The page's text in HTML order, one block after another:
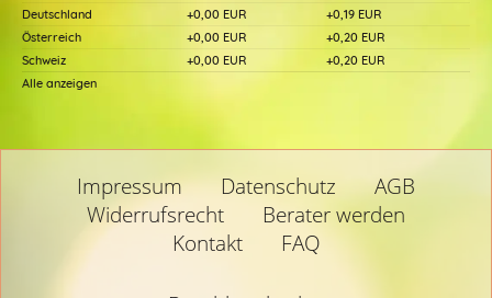
Deutschland
+0,00 EUR
+0,19 EUR
Österreich
+0,00 EUR
+0,20 EUR
Schweiz
+0,00 EUR
+0,20 EUR
Alle anzeigen
Impressum Datenschutz
AGB
Widerrufsrecht
Berater werden
Kontakt
FAQ